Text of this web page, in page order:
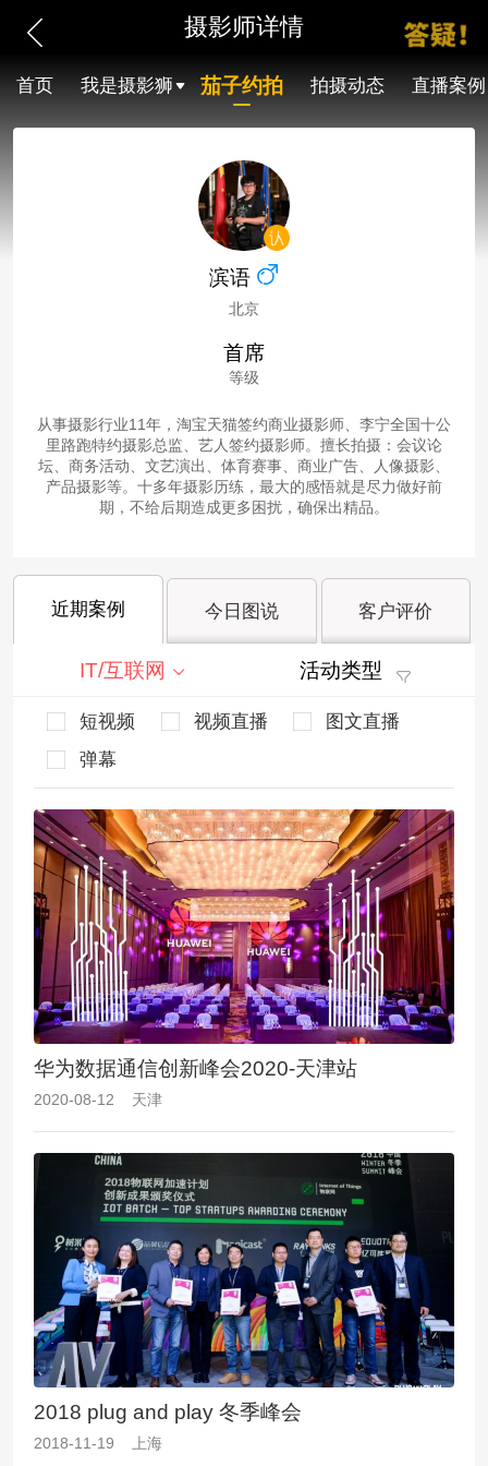
摄影师详情
首页 我是摄影狮 茄子约拍 拍摄动态 直播案例
滨语
北京
首席
等级
从事摄影行业11年，淘宝天猫签约商业摄影师、李宁全国十公
里路跑特约摄影总监、艺人签约摄影师。擅长拍摄：会议论
坛、商务活动、文艺演出、体育赛事、商业广告、人像摄影、
产品摄影等。十多年摄影历练，最大的感悟就是尽力做好前
期，不给后期造成更多困扰，确保出精品。
近期案例 今日图说 客户评价
IT/互联网 活动类型
短视频 视频直播
图文直播
弹幕
华为数据通信创新峰会2020-天津站
2020-08-12 天津
2018 plug and play 冬季峰会
2018-11-19 上海